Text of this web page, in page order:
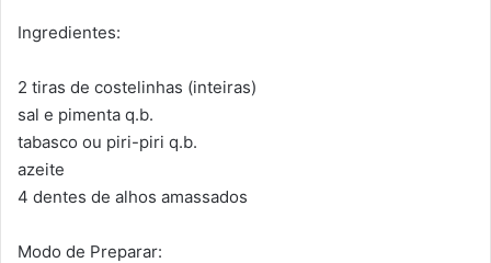
Ingredientes:
2 tiras de costelinhas (inteiras)
sal e pimenta q.b.
tabasco ou piri-piri q.b.
azeite
4 dentes de alhos amassados
Modo de Preparar: